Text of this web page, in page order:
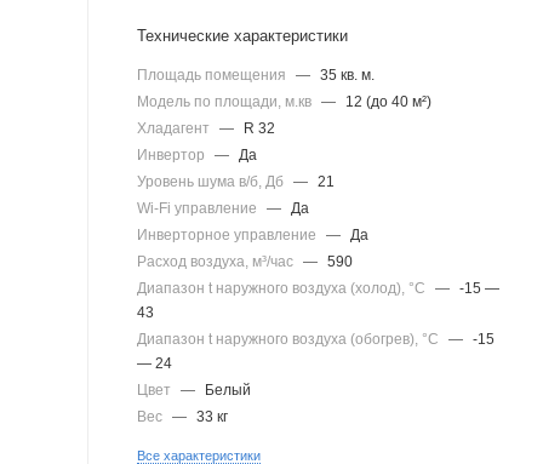
Технические характеристики
Площадь помещения — 35 кв. м.
Модель по площади, м.кв —
12 (до 40 м²)
Хладагент
—
R 32
Инвертор
— Да
Уровень шума в/б, Дб — 21
Wi-Fi управление
— Да
Инверторное управление
— Да
Расход воздуха, м³/час — 590
Диапазон t наружного воздуха (холод), °C
— -15 —
43
Диапазон t наружного воздуха (обогрев), °C
— -15
— 24
Цвет
—
Белый
Вес — 33 кг
Все характеристики